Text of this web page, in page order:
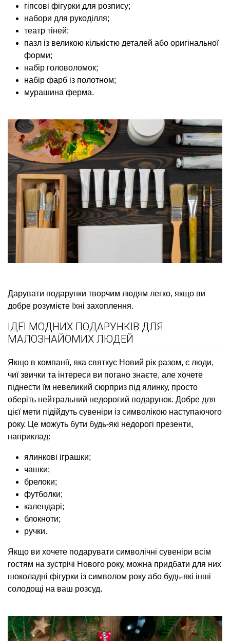
гіпсові фігурки для розпису;
набори для рукоділля;
театр тіней;
пазл із великою кількістю деталей або оригінальної
форми;
набір головоломок;
набір фарб із полотном;
мурашина ферма.
Дарувати подарунки творчим людям легко, якщо ви
добре розумієте їхні захоплення.
ІДЕЇ МОДНИХ ПОДАРУНКІВ ДЛЯ
МАЛОЗНАЙОМИХ ЛЮДЕЙ
Якщо в компанії, яка святкує Новий рік разом, є люди,
чиї звички та інтереси ви погано знаєте, але хочете
піднести їм невеликий сюрприз під ялинку, просто
оберіть нейтральний недорогий подарунок. Добре для
цієї мети підійдуть сувеніри із символікою наступаючого
року. Це можуть бути будь-які недорогі презенти,
наприклад:
ялинкові іграшки;
чашки;
брелоки;
футболки;
календарі;
блокноти;
ручки.
Якщо ви хочете подарувати символічні сувеніри всім
гостям на зустрічі Нового року, можна придбати для них
шоколадні фігурки із символом року або будь-які інші
солодощі на ваш розсуд.